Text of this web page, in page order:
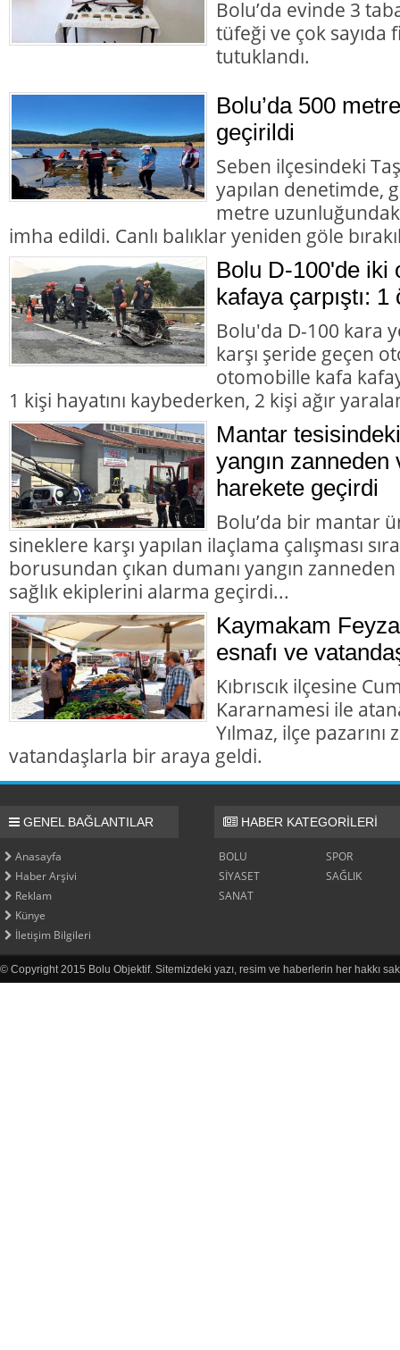
Bolu’da evinde 3
tüfeği ve çok
tutuklandı.
Bolu’da 500
geçirildi
Seben ilçesindeki
yapılan denetimde,
metre
imha edildi. Canlı balıklar yeniden göle
Bolu D-100'de iki
kafaya çarpıştı: 1
Bolu'da D-100 kara
karşı şeride geçen
otomobille kafa
1 kişi hayatını kaybederken, 2 kişi ağır
Mantar
yangın
harekete geçirdi
Bolu’da bir mantar
sineklere karşı yapılan ilaçlama çalışması
borusundan çıkan dumanı yangın
sağlık ekiplerini alarma geçirdi...
Kaymakam
esnafı ve
Kıbrıscık ilçesine
Kararnamesi ile
Yılmaz, ilçe
vatandaşlarla bir araya geldi.
GENEL BAĞLANTILAR
Anasayfa
Haber Arşivi
Reklam
Künye
İletişim Bilgileri
HABER KATEGORİLERİ
BOLU
SPOR
SİYASET
SAĞLIK
SANAT
© Copyright 2015 Bolu Objektif. Sitemizdeki yazı, resim ve haberlerin her hakkı